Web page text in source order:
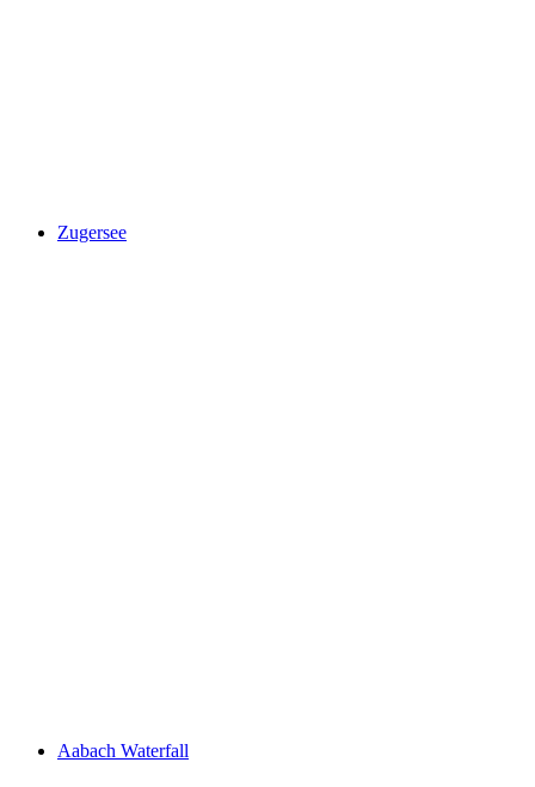
Zugersee
Aabach Waterfall